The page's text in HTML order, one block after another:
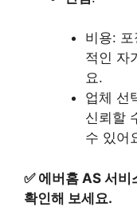
비용:
적인 자
요.
업체 선
신뢰할
수 있어
✅ 에버홈 AS 서비
확인해 보세요.